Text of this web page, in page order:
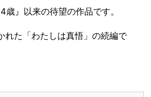
歳』以来の待望の作品です。
れた「わたしは真悟」の続編で